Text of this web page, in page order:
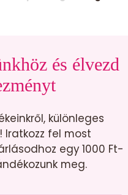
és élvezd
különleges
Iratkozz fel most
egy 1000 Ft-
meg.